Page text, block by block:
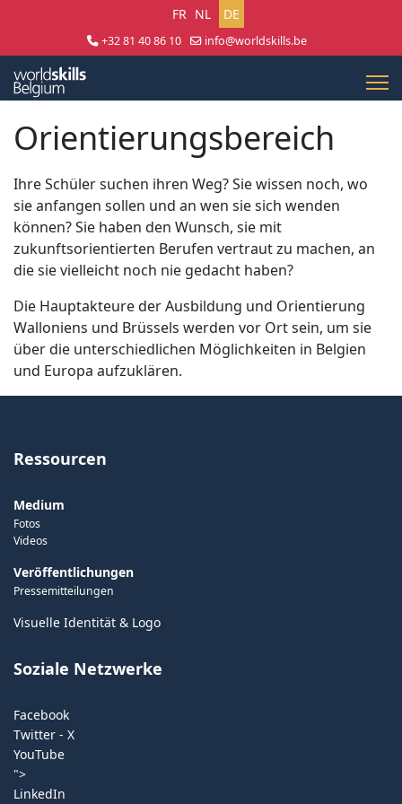
Sprache auswählen
FR NL DE
+32 81 40 86 10
info@worldskills.be
Orientierungsbereich
Ihre Schüler suchen ihren Weg? Sie wissen noch, wo
sie anfangen sollen und an wen sie sich wenden
können? Sie haben den Wunsch, sie mit
zukunftsorientierten Berufen vertraut zu machen, an
die sie vielleicht noch nie gedacht haben?
Die Hauptakteure der Ausbildung und Orientierung
Walloniens und Brüssels werden vor Ort sein, um sie
über die unterschiedlichen Möglichkeiten in Belgien
und Europa aufzuklären.
Ressourcen
Medium
Fotos
Videos
Veröffentlichungen
Pressemitteilungen
Visuelle Identität & Logo
Soziale Netzwerke
Facebook
Twitter - X
YouTube
">
LinkedIn